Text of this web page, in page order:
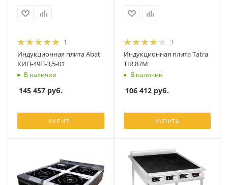
1
Индукционная плита Abat
КИП-49П-3,5-01
В наличии
145 457 руб.
КУПИТЬ
3
Индукционная плита Tatra
TIR.87M
В наличии
106 412 руб.
КУПИТЬ